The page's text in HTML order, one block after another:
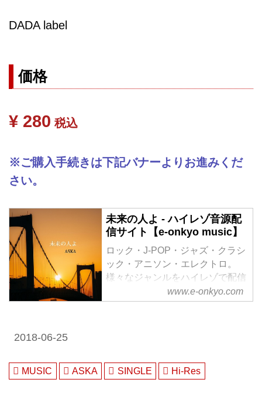
DADA label
価格
¥ 280 税込
※ご購入手続きは下記バナーよりお進みくだ
さい。
未来の人よ - ハイレゾ音源配
信サイト【e-onkyo music】
ロック・J-POP・ジャズ・クラシ
ック・アニソン・エレクトロ。
様々なジャンルをハイレゾで配信
中。WAV・flac・DSDなど各種フ
ォーマット選択も可能。ハイレゾ
www.e-onkyo.com
2018-06-25
MUSIC ASKA SINGLE Hi-Res